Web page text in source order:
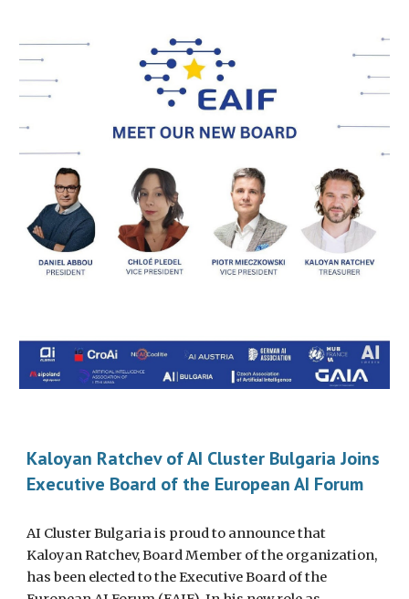
Kaloyan Ratchev of AI Cluster Bulgaria Joins
Executive Board of the European AI Forum
AI Cluster Bulgaria is proud to announce that
Kaloyan Ratchev, Board Member of the organization,
has been elected to the Executive Board of the